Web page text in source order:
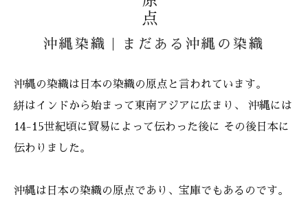
沖縄染織｜まだある沖縄の染織
沖縄の染織は日本の染織の原点と言われています。
絣はインドから始まって東南アジアに広まり、 沖縄には
14-15世紀頃に貿易によって伝わった後に その後日本に
伝わりました。
沖縄は日本の染織の原点であり、宝庫でもあるのです。